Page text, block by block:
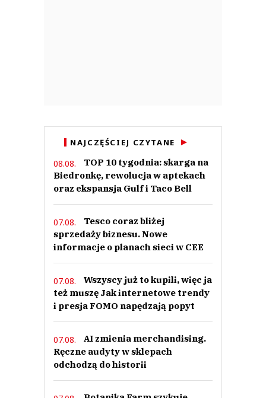
NAJCZĘŚCIEJ CZYTANE
08.08.
TOP 10 tygodnia: skarga na
Biedronkę, rewolucja w aptekach
oraz ekspansja Gulf i Taco Bell
07.08.
Tesco coraz bliżej
sprzedaży biznesu. Nowe
informacje o planach sieci w CEE
07.08.
Wszyscy już to kupili, więc ja
też muszę Jak internetowe trendy
i presja FOMO napędzają popyt
07.08.
AI zmienia merchandising.
Ręczne audyty w sklepach
odchodzą do historii